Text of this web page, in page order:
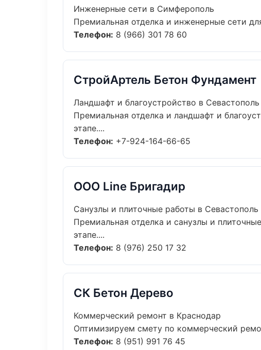
Инженерные сети в Симферополь
Премиальная отделка и инженерные сети
Телефон: 8 (966) 301 78 60
СтройАртель Бетон Фундамент
Ландшафт и благоустройство в Севастополь
Премиальная отделка и ландшафт и
этапе....
Телефон: +7-924-164-66-65
ООО Line Бригадир
Санузлы и плиточные работы в Севастополь
Премиальная отделка и санузлы и
этапе....
Телефон: 8 (976) 250 17 32
СК Бетон Дерево
Коммерческий ремонт в Краснодар
Оптимизируем смету по коммерческий
Телефон: 8 (951) 991 76 45